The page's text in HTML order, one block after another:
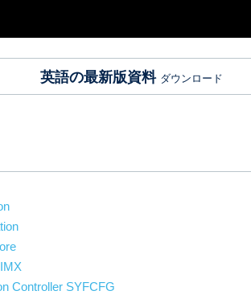
英語の最新版資料 ダウンロード
Controller SYFCFG